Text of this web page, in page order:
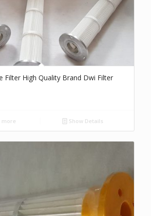
Filter High Quality Brand Dwi Filter
more Show Details